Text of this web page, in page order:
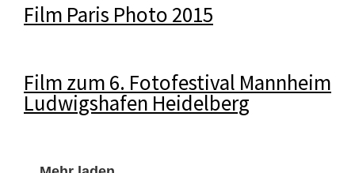
Film Paris Photo 2015
Film zum 6. Fotofestival Mannheim
Ludwigshafen Heidelberg